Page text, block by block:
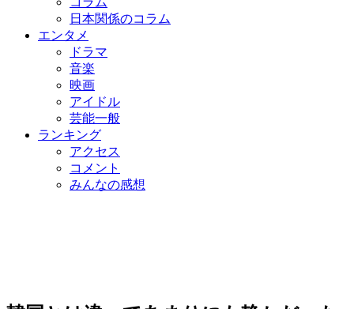
日本関係のコラム
エンタメ
ドラマ
音楽
映画
アイドル
芸能一般
ランキング
アクセス
コメント
みんなの感想